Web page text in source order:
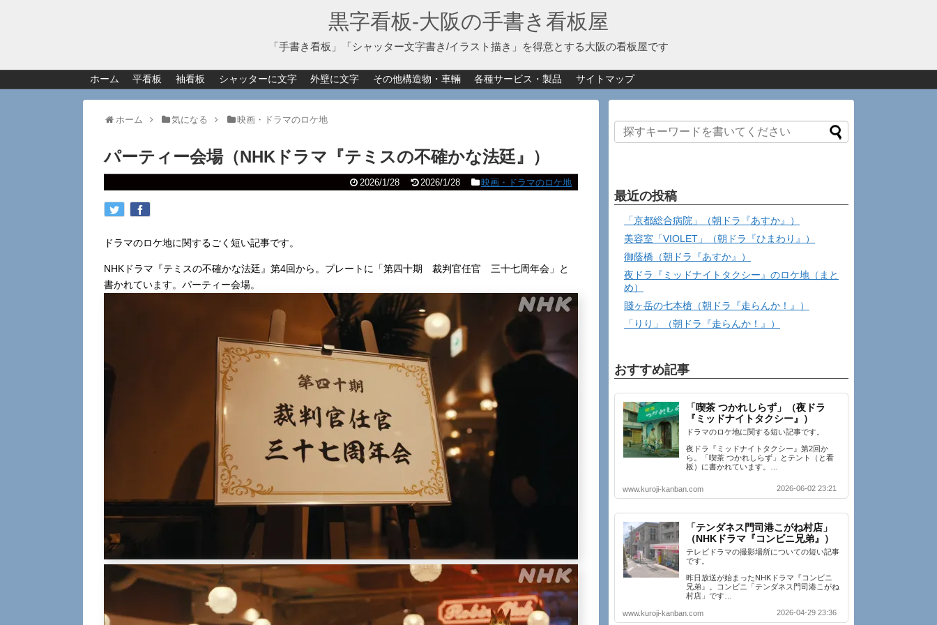
黒字看板‐大阪の手書き看板屋
「手書き看板」「シャッター文字書き/イラスト描き」を得意とする大阪の看板屋です
ホーム 平看板 袖看板 シャッターに文字 外壁に文字 その他構造物・車輛 各種サービス・製品 サイトマップ
ホーム 気になる 映画・ドラマのロケ地
パーティー会場（NHKドラマ『テミスの不確かな法廷』）
2026/1/28 2026/1/28 映画・ドラマのロケ地
ドラマのロケ地に関するごく短い記事です。
NHKドラマ『テミスの不確かな法廷』第4回から。プレートに「第四十期 裁判官任官 三十七周年会」と
書かれています。パーティー会場。
最近の投稿
「京都総合病院」（朝ドラ『あすか』）
美容室「VIOLET」（朝ドラ『ひまわり』）
御蔭橋（朝ドラ『あすか』）
夜ドラ『ミッドナイトタクシー』のロケ地（まと
め）
賤ヶ岳の七本槍（朝ドラ『走らんか！』）
「りり」（朝ドラ『走らんか！』）
おすすめ記事
「喫茶 つかれしらず」（夜ドラ
『ミッドナイトタクシー』）
ドラマのロケ地に関する短い記事です。
夜ドラ『ミッドナイトタクシー』第2回か
ら。「喫茶 つかれしらず」とテント（と看
板）に書かれています。…
www.kuroji-kanban.com 2026-06-02 23:21
「テンダネス門司港こがね村店」
（NHKドラマ『コンビニ兄弟』）
テレビドラマの撮影場所についての短い記事
です。
昨日放送が始まったNHKドラマ『コンビニ
兄弟』。コンビニ「テンダネス門司港こがね
村店」です…
www.kuroji-kanban.com 2026-04-29 23:36